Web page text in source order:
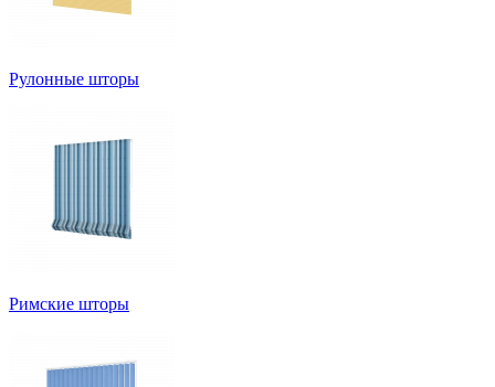
Рулонные шторы
Римские шторы